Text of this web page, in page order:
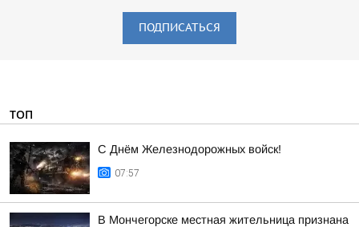
ПОДПИСАТЬСЯ
ТОП
С Днём Железнодорожных войск!
07:57
В Мончегорске местная жительница признана